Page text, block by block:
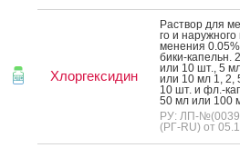
Хлоргексидин
Рас­твор для
го и
мене­ния
бики-ка­пельн.
или 10 шт., 5
или 10 мл 1, 2,
10 шт. и фл.-
50 мл или 100
РУ: ЛП-
(РГ-RU) от